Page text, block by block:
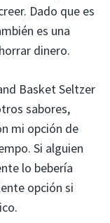
Dado que es
es una
dinero.
Basket Seltzer
sabores,
mi opción de
Si alguien
lo bebería
opción si